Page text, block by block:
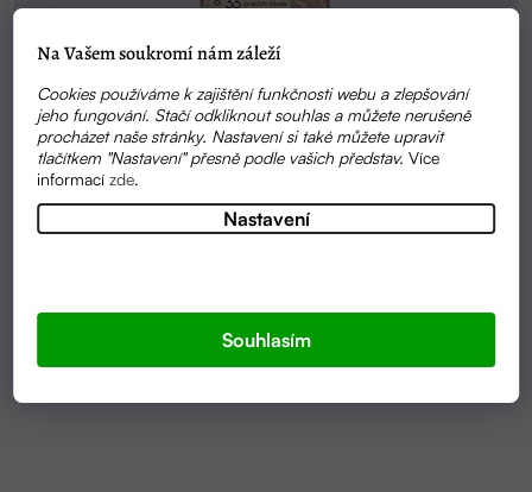
Na Vašem soukromí nám záleží
Cookies používáme k zajištění funkčnosti webu a zlepšování
jeho fungování. Stačí odkliknout souhlas a můžete nerušeně
procházet naše stránky. Nastavení si také můžete upravit
tlačítkem "Nastavení" přesně podle vašich představ.Více
informacízde.
Nastavení
Souhlasím
PRACÍ GEL Z MÝDLOVÝCH OŘECHŮ PRO CITLIVOU
POKOŽKU | TIERRA VERDE